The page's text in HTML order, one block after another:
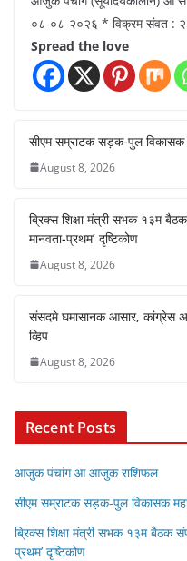
०८-०८-२०२६ * विक्रम संवत :
Spread the love
सीएम सम्राटक सड़क-पुल विकासक
August 8, 2026
ब्रिक्स शिक्षा मंत्री सभक १३म
मानवता-प्रथम’ दृष्टिकोण
August 8, 2026
संसदमे घमासानक आसार, कांग्रेस
व्हिप
August 8, 2026
Recent Posts
आजुक पंचांग आ आजुक राशिफल
सीएम सम्राटक सड़क-पुल विकासक
ब्रिक्स शिक्षा मंत्री सभक १३म बैठक
प्रथम’ दृष्टिकोण